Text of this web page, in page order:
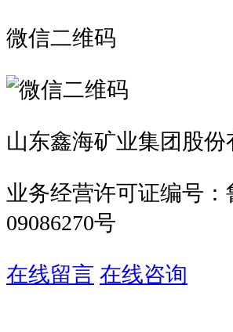
微信二维码
山东鑫海矿业集团股份
业务经营许可证编号：
09086270号
在线留言 在线咨询